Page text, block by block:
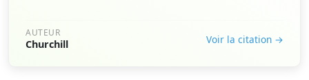
AUTEUR
Churchill Voir la citation →